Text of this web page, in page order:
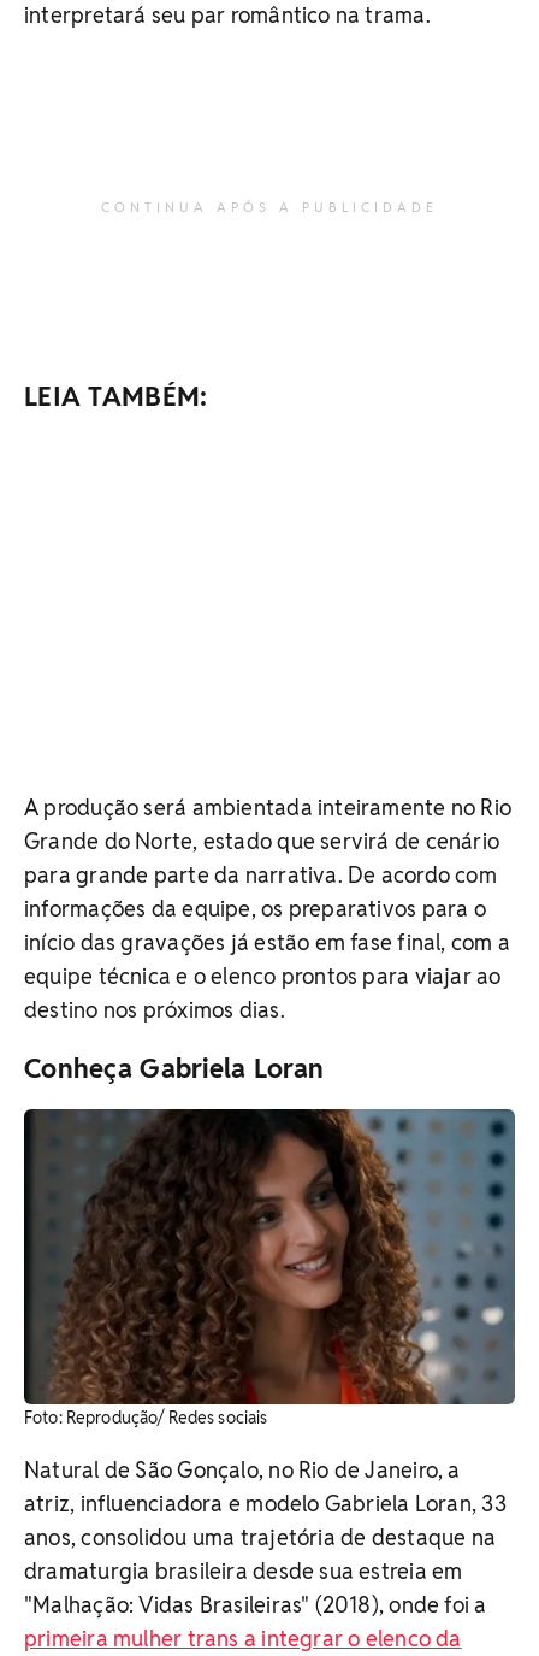
interpretará seu par romântico na trama.
CONTINUA APÓS A PUBLICIDADE
LEIA TAMBÉM:
A produção será ambientada inteiramente no Rio
Grande do Norte, estado que servirá de cenário
para grande parte da narrativa. De acordo com
informações da equipe, os preparativos para o
início das gravações já estão em fase final, com a
equipe técnica e o elenco prontos para viajar ao
destino nos próximos dias.
Conheça Gabriela Loran
Foto: Reprodução/ Redes sociais
Natural de São Gonçalo, no Rio de Janeiro, a
atriz, influenciadora e modelo Gabriela Loran, 33
anos, consolidou uma trajetória de destaque na
dramaturgia brasileira desde sua estreia em
"Malhação: Vidas Brasileiras" (2018), onde foi a
primeira mulher trans a integrar o elenco da